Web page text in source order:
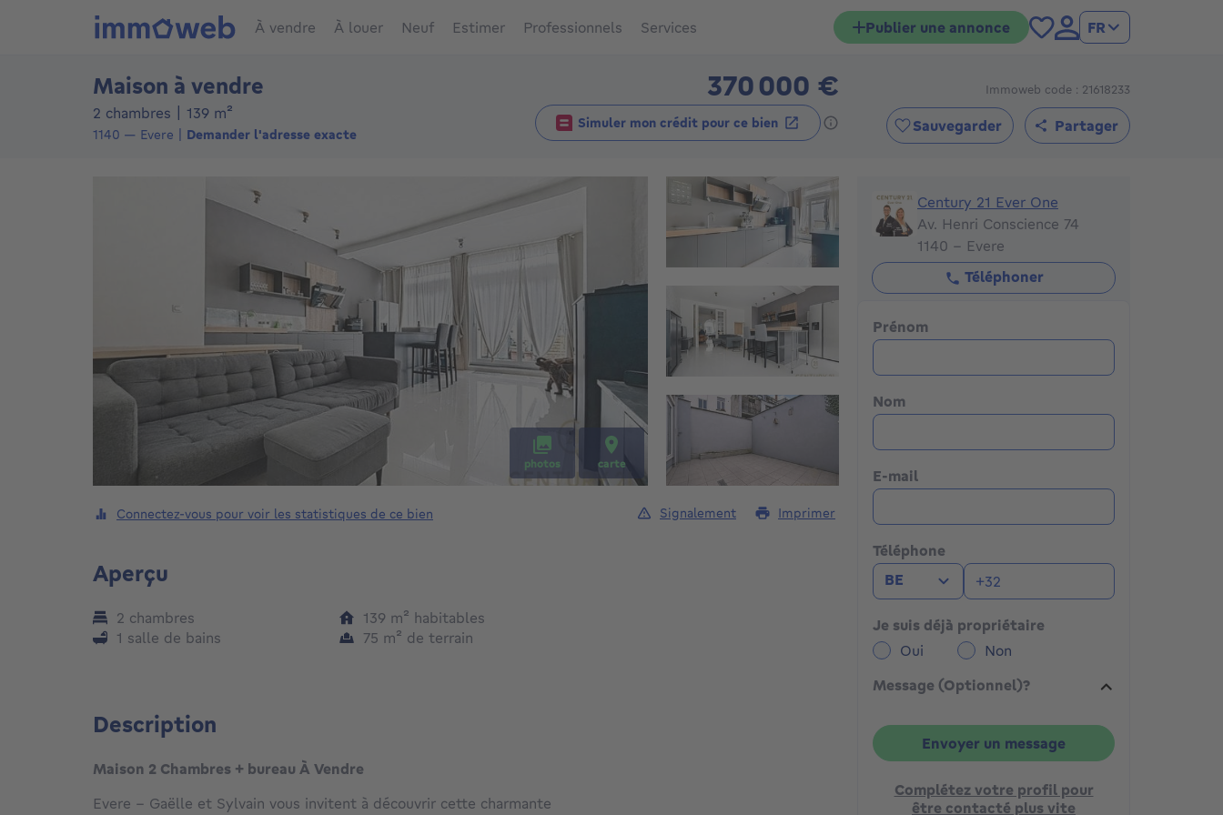
À vendre À louer Neuf Estimer Professionnels Services Publier une annonce FR
Maison à vendre 370 000 €370000€
2 chambres 139 m²
1140 — Evere Demander l'adresse exacte
Simuler mon crédit pour ce bien
Immoweb code : 21618233
Sauvegarder Partager
photos carte
Century 21 Ever One
Century 21 Ever One
Av. Henri Conscience 74
1140 - Evere
Téléphoner
Prénom
Nom
E-mail
Téléphone
BE
Je suis déjà propriétaire
Oui
Non
Message (Optionnel)?
Envoyer un message
Complétez votre profil pour
être contacté plus vite
Connectez-vous pour voir les statistiques de ce bien Signalement Imprimer
Aperçu
2 chambres
1 salle de bains
139 m² mètres carrés
habitables
75 m² mètres carrés
de terrain
Description
Maison 2 Chambres + bureau À Vendre
Evere - Gaëlle et Sylvain vous invitent à découvrir cette charmante